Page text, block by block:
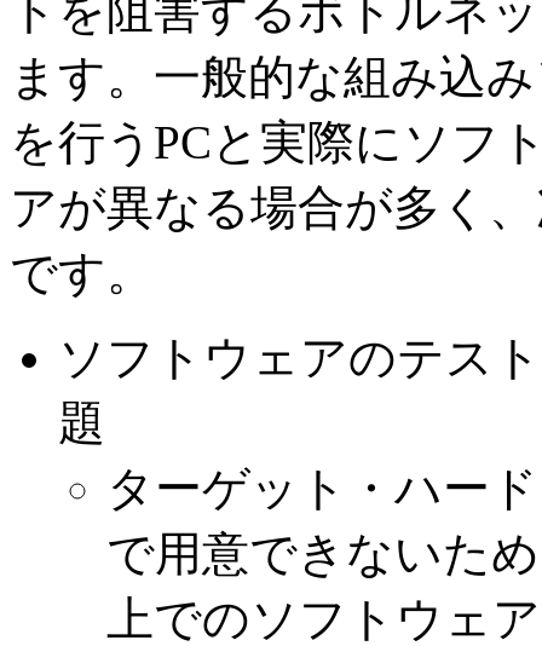
トを阻害するボトルネ
ます。一般的な組み込
を行うPCと実際にソフ
アが異なる場合が多く
です。
ソフトウェアのテス
題
ターゲット・ハー
で用意できないた
上でのソフトウェ